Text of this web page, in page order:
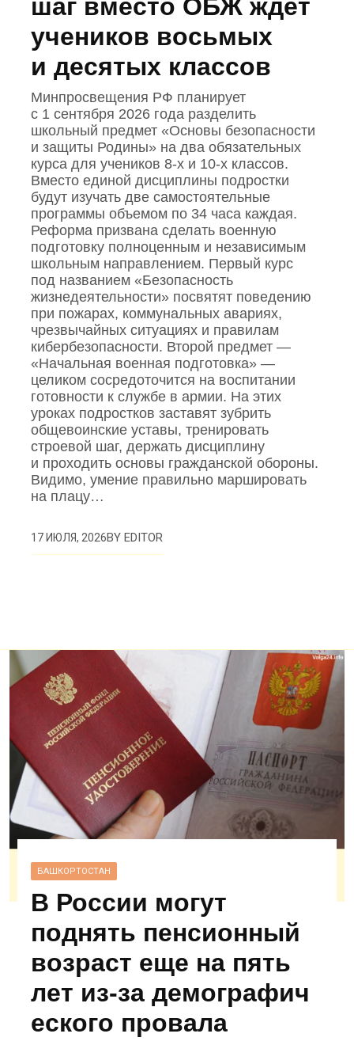
шаг вместо ОБЖ ждет
учеников восьмых
и десятых классов
Минпросвещения РФ планирует
с 1 сентября 2026 года разделить
школьный предмет «Основы безопасности
и защиты Родины» на два обязательных
курса для учеников 8‑х и 10‑х классов.
Вместо единой дисциплины подростки
будут изучать две самостоятельные
программы объемом по 34 часа каждая.
Реформа призвана сделать военную
подготовку полноценным и независимым
школьным направлением. Первый курс
под названием «Безопасность
жизнедеятельности» посвятят поведению
при пожарах, коммунальных авариях,
чрезвычайных ситуациях и правилам
кибербезопасности. Второй предмет —
«Начальная военная подготовка» —
целиком сосредоточится на воспитании
готовности к службе в армии. На этих
уроках подростков заставят зубрить
общевоинские уставы, тренировать
строевой шаг, держать дисциплину
и проходить основы гражданской обороны.
Видимо, умение правильно маршировать
на плацу…
17 ИЮЛЯ, 2026BYEDITOR
БАШКОРТОСТАН
В России могут
поднять пенсионный
возраст еще на пять
лет из‑за демографич
еского провала